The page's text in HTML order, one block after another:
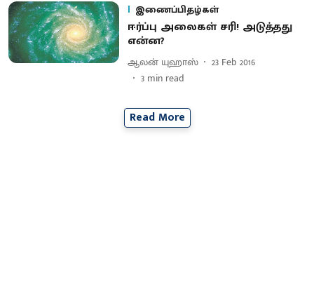
இணைப்பிதழ்கள்
ஈர்ப்பு அலைகள் சரி! அடுத்தது
என்ன?
ஆலன் யுஹாஸ்
23 Feb 2016
3 min read
Read More